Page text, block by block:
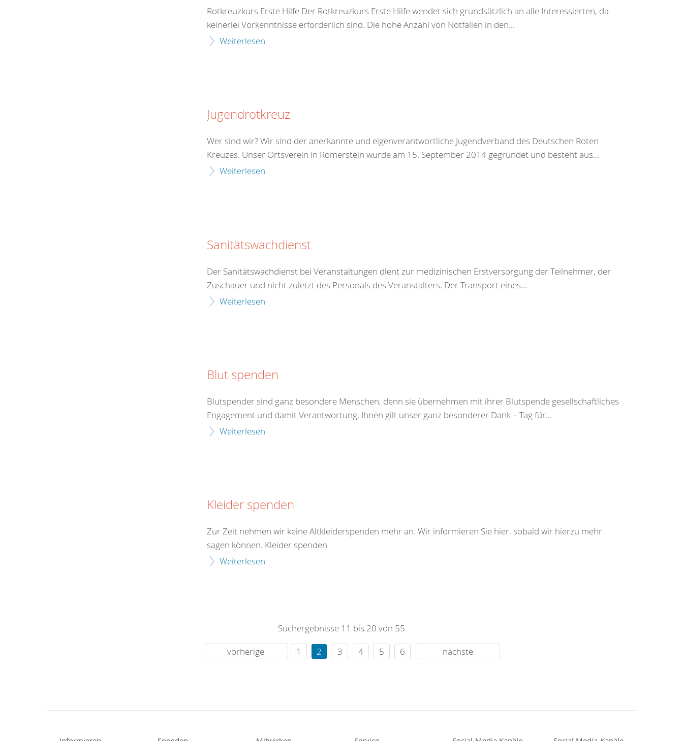
Rotkreuzkurs Erste Hilfe Der Rotkreuzkurs Erste Hilfe wendet sich grundsätzlich an alle Interessierten, da
keinerlei Vorkenntnisse erforderlich sind. Die hohe Anzahl von Notfällen in den...
Weiterlesen
Jugendrotkreuz
Wer sind wir? Wir sind der anerkannte und eigenverantwortliche Jugendverband des Deutschen Roten
Kreuzes. Unser Ortsverein in Römerstein wurde am 15. September 2014 gegründet und besteht aus...
Weiterlesen
Sanitätswachdienst
Der Sanitätswachdienst bei Veranstaltungen dient zur medizinischen Erstversorgung der Teilnehmer, der
Zuschauer und nicht zuletzt des Personals des Veranstalters. Der Transport eines...
Weiterlesen
Blut spenden
Blutspender sind ganz besondere Menschen, denn sie übernehmen mit ihrer Blutspende gesellschaftliches
Engagement und damit Verantwortung. Ihnen gilt unser ganz besonderer Dank – Tag für...
Weiterlesen
Kleider spenden
Zur Zeit nehmen wir keine Altkleiderspenden mehr an. Wir informieren Sie hier, sobald wir hierzu mehr
sagen können. Kleider spenden
Weiterlesen
Suchergebnisse 11 bis 20 von 55
vorherige
1 2 3 4 5 6 nächste